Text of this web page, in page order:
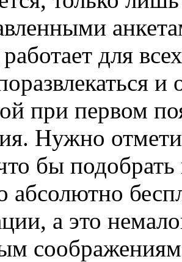
для
и
при первом
Нужно
бы
абсолютно
а это